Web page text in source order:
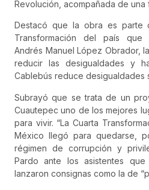
Revolución, acompañada de una
Destacó que la obra es parte
Transformación del país
Andrés Manuel López Obrador,
reducir las desigualdades y
Cablebús reduce desigualdades
Subrayó que se trata de un
Cuautepec uno de los mejores
para vivir. “La Cuarta
México llegó para quedarse,
régimen de corrupción y
Pardo ante los asistentes
lanzaron consignas como la de